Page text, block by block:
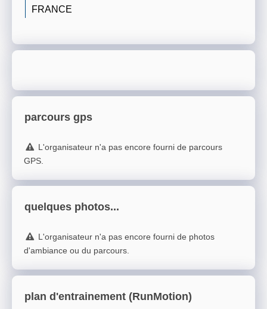
FRANCE
parcours gps
L'organisateur n'a pas encore fourni de parcours
GPS.
quelques photos...
L'organisateur n'a pas encore fourni de photos
d'ambiance ou du parcours.
plan d'entrainement (RunMotion)